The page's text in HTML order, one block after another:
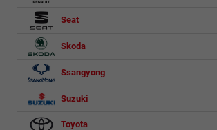
Seat
Skoda
Ssangyong
Suzuki
Toyota